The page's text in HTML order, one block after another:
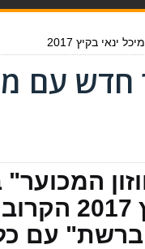
בקיץ 2017
חדש עם
המכוער"
ינאי, מיקי קם
עם